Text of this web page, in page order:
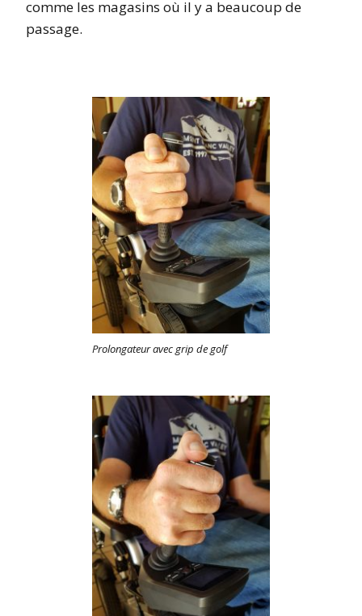
comme les magasins où il y a beaucoup de
passage.
Prolongateur avec grip de golf